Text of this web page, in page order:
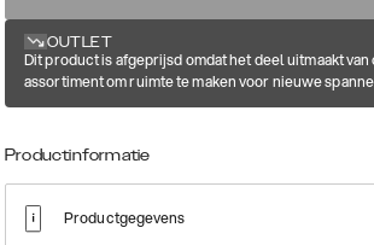
OUTLET
Dit product is afgeprijsd omdat het deel uitmaakt van
assortiment om ruimte te maken voor nieuwe
Productinformatie
Productgegevens